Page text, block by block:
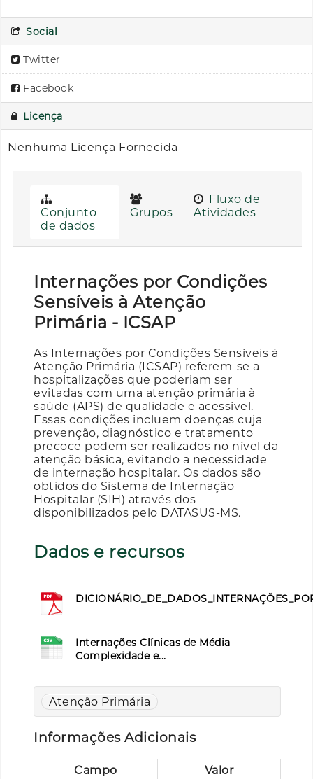
Social
Twitter
Facebook
Licença
Nenhuma Licença Fornecida
Conjunto
de dados
Grupos
Fluxo de
Atividades
Internações por Condições
Sensíveis à Atenção
Primária - ICSAP
As Internações por Condições Sensíveis à
Atenção Primária (ICSAP) referem-se a
hospitalizações que poderiam ser
evitadas com uma atenção primária à
saúde (APS) de qualidade e acessível.
Essas condições incluem doenças cuja
prevenção, diagnóstico e tratamento
precoce podem ser realizados no nível da
atenção básica, evitando a necessidade
de internação hospitalar. Os dados são
obtidos do Sistema de Internação
Hospitalar (SIH) através dos
disponibilizados pelo DATASUS-MS.
Dados e recursos
Internações Clínicas de Média
Complexidade e...
Atenção Primária
Informações Adicionais
Campo Valor